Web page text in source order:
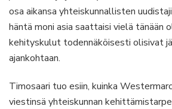
osa aikansa yhteiskunnallisten
häntä moni asia saattaisi vielä tänään
kehityskulut todennäköisesti olisivat
ajankohtaan.
Timosaari tuo esiin, kuinka
viestinsä yhteiskunnan